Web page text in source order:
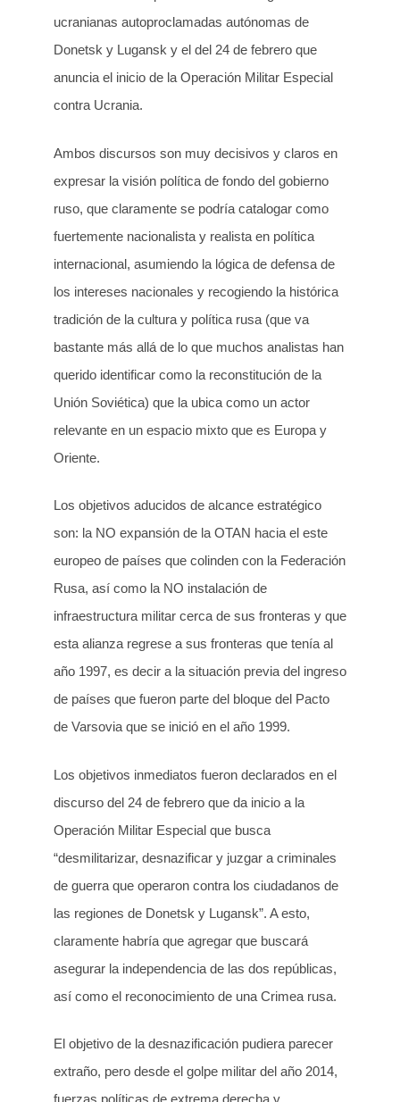
ucranianas autoproclamadas autónomas de
Donetsk y Lugansk y el del 24 de febrero que
anuncia el inicio de la Operación Militar Especial
contra Ucrania.
Ambos discursos son muy decisivos y claros en
expresar la visión política de fondo del gobierno
ruso, que claramente se podría catalogar como
fuertemente nacionalista y realista en política
internacional, asumiendo la lógica de defensa de
los intereses nacionales y recogiendo la histórica
tradición de la cultura y política rusa (que va
bastante más allá de lo que muchos analistas han
querido identificar como la reconstitución de la
Unión Soviética) que la ubica como un actor
relevante en un espacio mixto que es Europa y
Oriente.
Los objetivos aducidos de alcance estratégico
son: la NO expansión de la OTAN hacia el este
europeo de países que colinden con la Federación
Rusa, así como la NO instalación de
infraestructura militar cerca de sus fronteras y que
esta alianza regrese a sus fronteras que tenía al
año 1997, es decir a la situación previa del ingreso
de países que fueron parte del bloque del Pacto
de Varsovia que se inició en el año 1999.
Los objetivos inmediatos fueron declarados en el
discurso del 24 de febrero que da inicio a la
Operación Militar Especial que busca
“desmilitarizar, desnazificar y juzgar a criminales
de guerra que operaron contra los ciudadanos de
las regiones de Donetsk y Lugansk”. A esto,
claramente habría que agregar que buscará
asegurar la independencia de las dos repúblicas,
así como el reconocimiento de una Crimea rusa.
El objetivo de la desnazificación pudiera parecer
extraño, pero desde el golpe militar del año 2014,